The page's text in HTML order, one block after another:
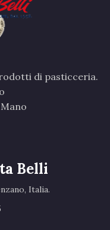
di pasticceria.
Belli
Italia.‎